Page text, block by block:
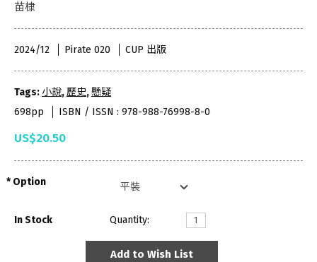
苗棣
2024/12 Pirate 020 CUP 出版
Tags: 小說,歷史,懸疑
698pp
ISBN / ISSN : 978-988-76998-8-0
US$20.50
Option
In Stock Quantity:
Add to Wish List